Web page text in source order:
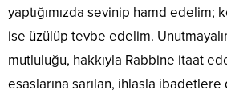
yaptığımızda sevinip hamd edelim;
ise üzülüp tevbe edelim.
mutluluğu, hakkıyla Rabbine itaat
esaslarına sarılan, ihlasla